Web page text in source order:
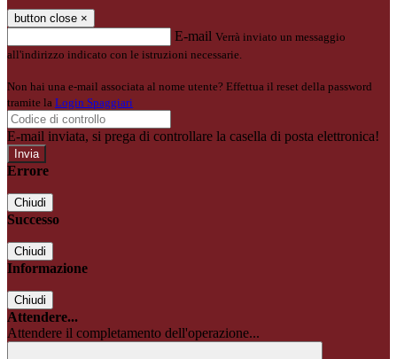
button close ×
E-mail Verrà inviato un messaggio
all'indirizzo indicato con le istruzioni necessarie.
Non hai una e-mail associata al nome utente? Effettua il reset della password
tramite la Login Spaggiari
E-mail inviata, si prega di controllare la casella di posta elettronica!
Errore
Chiudi
Successo
Chiudi
Informazione
Chiudi
Attendere...
Attendere il completamento dell'operazione...